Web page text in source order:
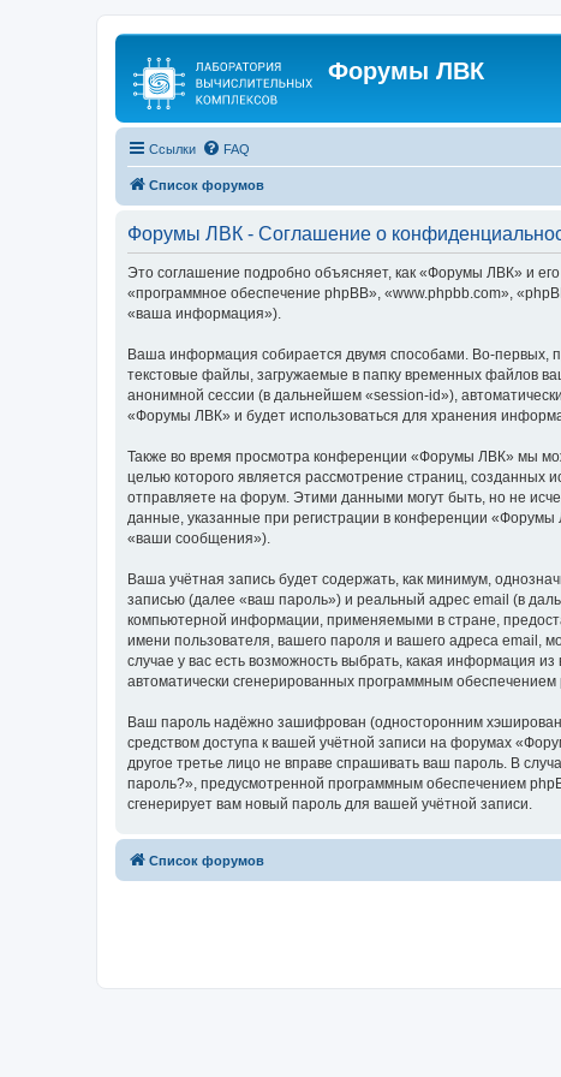
Форумы ЛВК
Ссылки FAQ
Список форумов
Форумы ЛВК - Соглашение о
Это соглашение подробно объясняет, как «Форумы ЛВК» и
«программное обеспечение phpBB», «www.phpbb.com»,
«ваша информация»).
Ваша информация собирается двумя способами. Во-первых,
текстовые файлы, загружаемые в папку временных файлов
анонимной сессии (в дальнейшем «session-id»),
«Форумы ЛВК» и будет использоваться для хранения
Также во время просмотра конференции «Форумы ЛВК» мы
целью которого является рассмотрение страниц,
отправляете на форум. Этими данными могут быть, но не
данные, указанные при регистрации в конференции
«ваши сообщения»).
Ваша учётная запись будет содержать, как минимум,
записью (далее «ваш пароль») и реальный адрес email (в
компьютерной информации, применяемыми в стране,
имени пользователя, вашего пароля и вашего адреса email,
случае у вас есть возможность выбрать, какая информация
автоматически сгенерированных программным обеспечением
Ваш пароль надёжно зашифрован (односторонним
средством доступа к вашей учётной записи на форумах
другое третье лицо не вправе спрашивать ваш пароль. В
пароль?», предусмотренной программным обеспечением
сгенерирует вам новый пароль для вашей учётной записи.
Список форумов